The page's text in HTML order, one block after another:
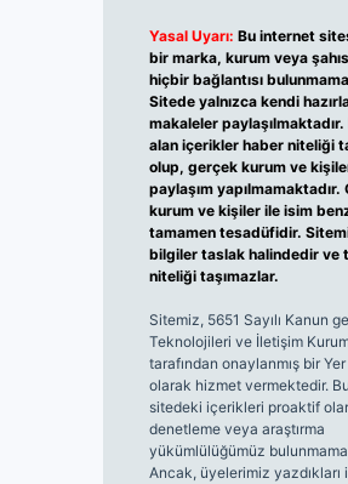
Yasal Uyarı: Bu internet
bir marka, kurum veya
hiçbir bağlantısı
Sitede yalnızca kendi
makaleler
alan içerikler haber niteliği
olup, gerçek kurum ve
paylaşım yapılmamaktadır.
kurum ve kişiler ile isim
tamamen tesadüfidir.
bilgiler taslak halindedir ve
niteliği taşımazlar.
Sitemiz, 5651 Sayılı Kanun
Teknolojileri ve İletişim
tarafından onaylanmış bir Yer
olarak hizmet vermektedir.
sitedeki içerikleri proaktif
denetleme veya araştırma
yükümlülüğümüz
Ancak, üyelerimiz yazdıkları